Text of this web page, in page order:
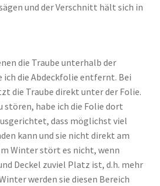
und der Verschnitt hält sich in
die Traube unterhalb der
die Abdeckfolie entfernt. Bei
die Traube direkt unter der Folie.
stören, habe ich die Folie dort
dass möglichst viel
kann und sie nicht direkt am
Winter stört es nicht, wenn
Deckel zuviel Platz ist, d.h. mehr
werden sie diesen Bereich